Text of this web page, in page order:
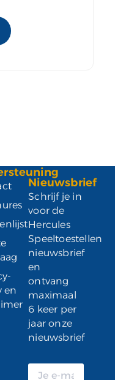
en
Nieuwsbrief
Schrijf je in
voor de
Hercules
Speeltoestellen
nieuwsbrief
en
ontvang
maximaal
6 keer per
jaar onze
nieuwsbrief